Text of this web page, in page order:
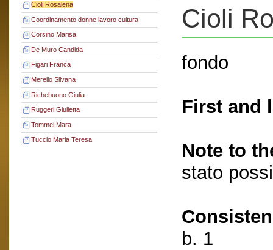
Cioli Rosalena
Coordinamento donne lavoro cultura
Corsino Marisa
De Muro Candida
Figari Franca
Merello Silvana
Richebuono Giulia
Ruggeri Giulietta
Tommei Mara
Tuccio Maria Teresa
Cioli
fondo
First and
Note to
stato
b. 1